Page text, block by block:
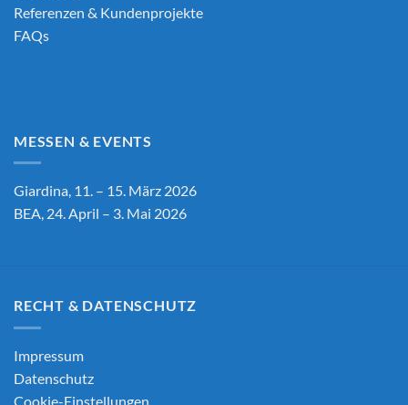
Referenzen & Kundenprojekte
FAQs
MESSEN & EVENTS
Giardina, 11. – 15. März 2026
BEA, 24. April – 3. Mai 2026
RECHT & DATENSCHUTZ
Impressum
Datenschutz
Cookie-Einstellungen